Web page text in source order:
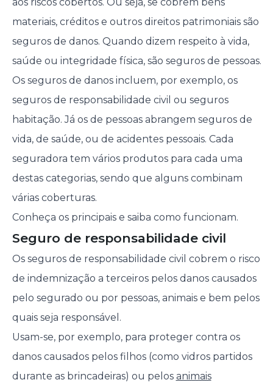
materiais, créditos e outros direitos patrimoniais são
seguros de danos. Quando dizem respeito à vida,
saúde ou integridade física, são seguros de pessoas.
Os seguros de danos incluem, por exemplo, os
seguros de responsabilidade civil ou seguros
habitação. Já os de pessoas abrangem seguros de
vida, de saúde, ou de acidentes pessoais. Cada
seguradora tem vários produtos para cada uma
destas categorias, sendo que alguns combinam
várias coberturas.
Conheça os principais e saiba como funcionam.
Seguro de responsabilidade civil
Os seguros de responsabilidade civil cobrem o risco
de indemnização a terceiros pelos danos causados
pelo segurado ou por pessoas, animais e bem pelos
quais seja responsável.
Usam-se, por exemplo, para proteger contra os
danos causados pelos filhos (como vidros partidos
durante as brincadeiras) ou pelos animais